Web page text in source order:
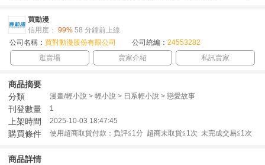
買動漫
信用度： 99% 58 分鐘前上線
公司名稱： 買對動漫股份有限公司 公司統編： 24553282
逛賣場
賣家介紹 私訊賣家
商品摘要
分類
漫畫/輕小說 > 輕小說 > 日系輕小說 > 戀愛故事
刊登數量 1
上架時間 2025-10-03 18:47:45
購買條件 使用超商取貨付款：負評≦1分 超商未取貨≦1次 未完成交易≦1次
商品詳情